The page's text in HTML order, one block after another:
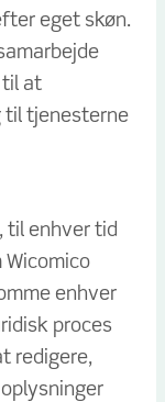
eget skøn.
til at
til tjenesterne
til enhver tid
enhver
proces
redigere,